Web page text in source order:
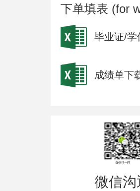
下单填表 (for
毕业证/学
成绩单下
微信沟